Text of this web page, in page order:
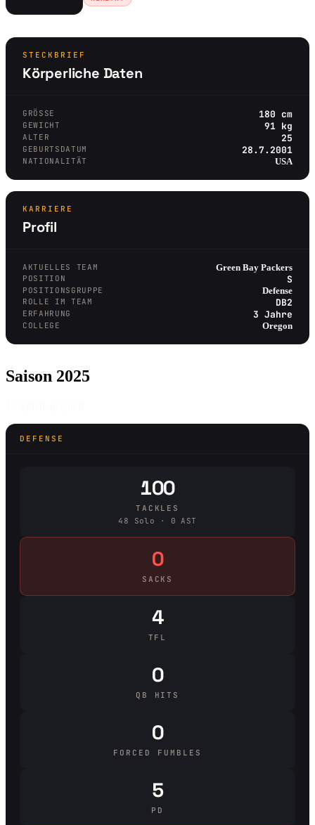
STECKBRIEF
Körperliche Daten
GRÖSSE 180 cm
GEWICHT 91 kg
ALTER 25
GEBURTSDATUM 28.7.2001
NATIONALITÄT USA
KARRIERE
Profil
AKTUELLES TEAM Green Bay Packers
POSITION S
POSITIONSGRUPPE Defense
ROLLE IM TEAM DB2
ERFAHRUNG 3 Jahre
COLLEGE Oregon
Saison 2025
DEFENSE
100
TACKLES
48 Solo · 0 AST
0
SACKS
4
TFL
0
QB HITS
0
FORCED FUMBLES
5
PD